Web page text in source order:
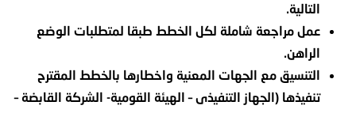
التالية.
عمل مراجعة شاملة لكل الخطط طبقا لمتطلبات الوضع
الراهن.
التنسيق مع الجهات المعنية واخطارها بالخطط المقترح
تنفيذها (الجهاز التنفيذى – الهيئة القومية- الشركة القابضة –